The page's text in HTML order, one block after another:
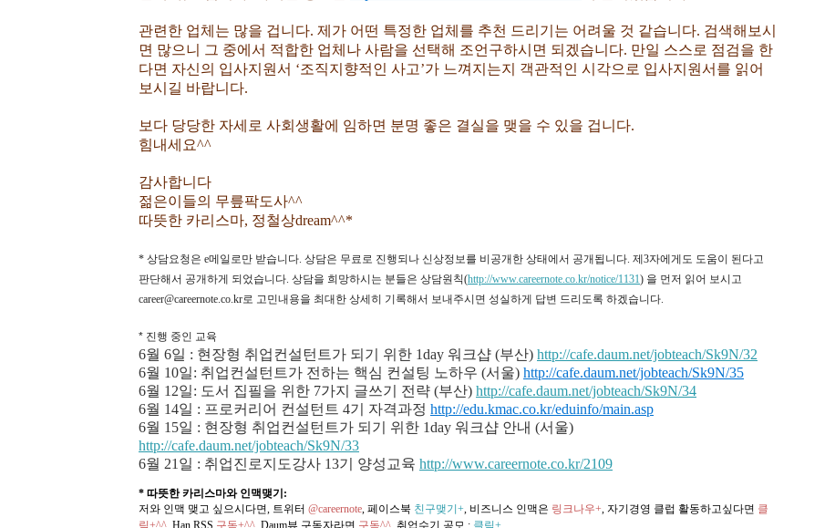
관련한 업체는 많을 겁니다. 제가 어떤 특정한 업체를 추천 드리기는 어려울 것 같습니다. 검색해보시
면 많으니 그 중에서 적합한 업체나 사람을 선택해 조언구하시면 되겠습니다. 만일 스스로 점검을 한
다면 자신의 입사지원서 ‘조직지향적인 사고’가 느껴지는지 객관적인 시각으로 입사지원서를 읽어
보시길 바랍니다.
보다 당당한 자세로 사회생활에 임하면 분명 좋은 결실을 맺을 수 있을 겁니다.
힘내세요^^
감사합니다
젊은이들의 무릎팍도사^^
따뜻한 카리스마, 정철상dream^^*
* 상담요청은 e메일로만 받습니다. 상담은 무료로 진행되나 신상정보를 비공개한 상태에서 공개됩니다. 제3자에게도 도움이 된다고
판단해서 공개하게 되었습니다. 상담을 희망하시는 분들은 상담원칙(http://www.careernote.co.kr/notice/1131) 을 먼저 읽어 보시고
career@careernote.co.kr로 고민내용을 최대한 상세히 기록해서 보내주시면 성실하게 답변 드리도록 하겠습니다.
* 진행 중인 교육
6월 6일 : 현장형 취업컨설턴트가 되기 위한 1day 워크샵 (부산) http://cafe.daum.net/jobteach/Sk9N/32
6월 10일: 취업컨설턴트가 전하는 핵심 컨설팅 노하우 (서울) http://cafe.daum.net/jobteach/Sk9N/35
6월 12일: 도서 집필을 위한 7가지 글쓰기 전략 (부산) http://cafe.daum.net/jobteach/Sk9N/34
6월 14일 : 프로커리어 컨설턴트 4기 자격과정 http://edu.kmac.co.kr/eduinfo/main.asp
6월 15일 : 현장형 취업컨설턴트가 되기 위한 1day 워크샵 안내 (서울)
http://cafe.daum.net/jobteach/Sk9N/33
6월 21일 : 취업진로지도강사 13기 양성교육 http://www.careernote.co.kr/2109
* 따뜻한 카리스마와 인맥맺기:
저와 인맥 맺고 싶으시다면, 트위터 @careernote, 페이스북 친구맺기+, 비즈니스 인맥은 링크나우+, 자기경영 클럽 활동하고싶다면 클
릭+^^, Han RSS 구독+^^ , Daum뷰 구독자라면 구독^^ 취업수기 공모 : 클릭+